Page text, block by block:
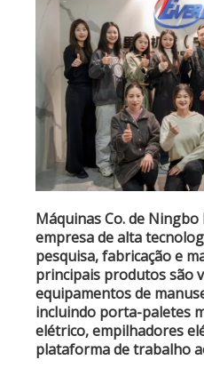
Máquinas Co. de Ningbo
empresa de alta
pesquisa, fabricação e
principais produtos são
equipamentos de
incluindo porta-paletes
elétrico, empilhadores
plataforma de trabalho